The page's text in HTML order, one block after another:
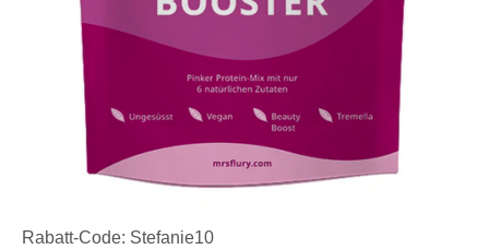
Rabatt-Code: Stefanie10